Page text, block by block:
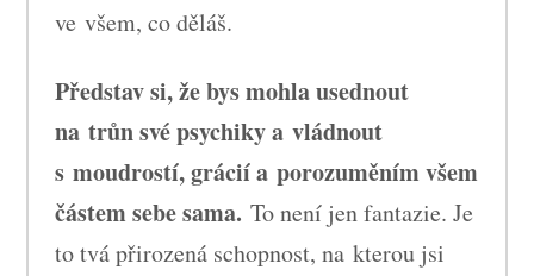
ve všem, co děláš.
Představ si, že bys mohla usednout
na trůn své psychiky a vládnout
s moudrostí, grácií a porozuměním všem
částem sebe sama. To není jen fantazie. Je
to tvá přirozená schopnost, na kterou jsi